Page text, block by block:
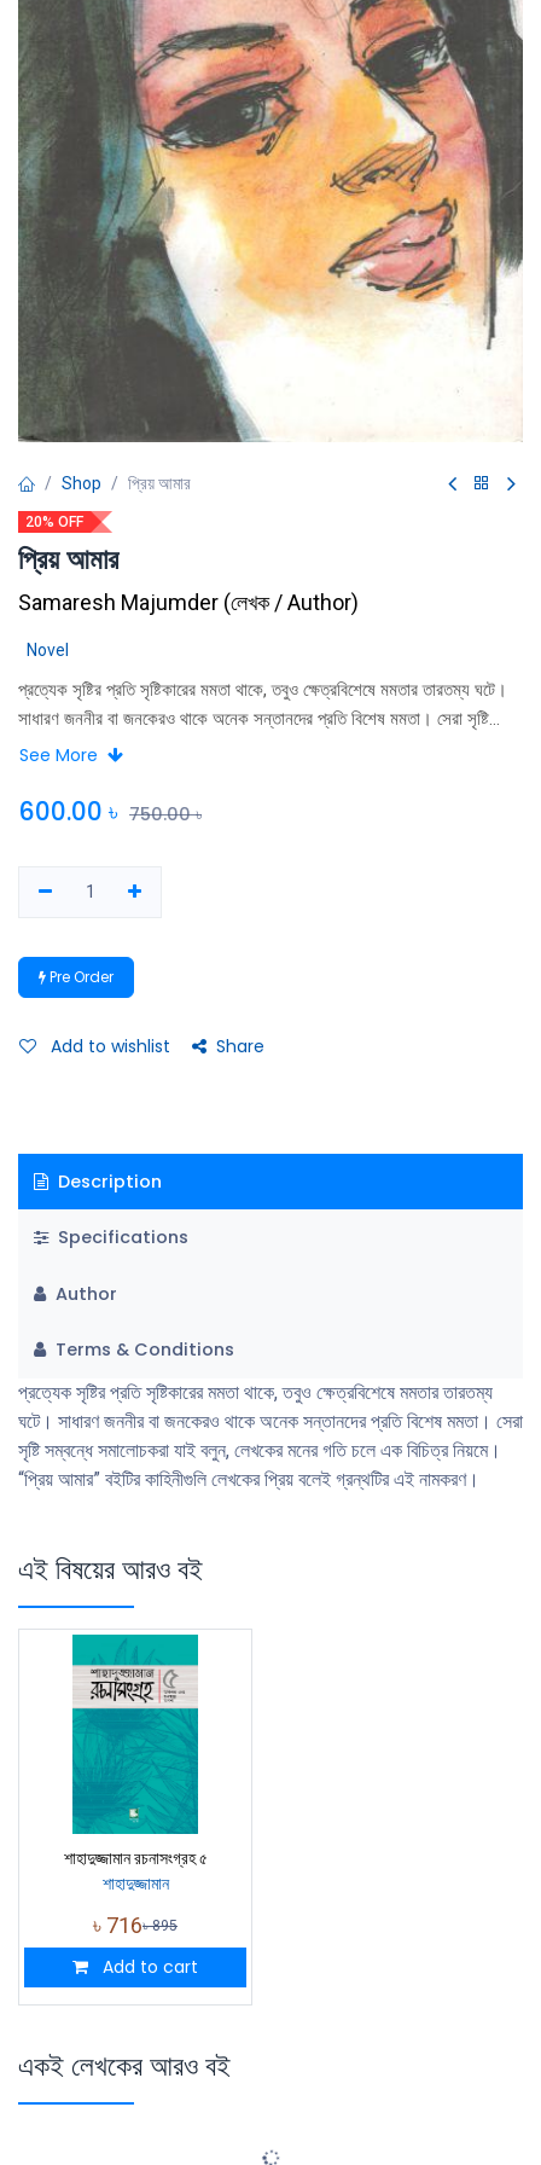
Shop প্রিয় আমার
20% OFF
প্রিয় আমার
Samaresh Majumder (লেখক / Author)
Novel
প্রত্যেক সৃষ্টির প্রতি সৃষ্টিকারের মমতা থাকে, তবুও ক্ষেত্রবিশেষে মমতার তারতম্য ঘটে।
সাধারণ জননীর বা জনকেরও থাকে অনেক সন্তানদের প্রতি বিশেষ মমতা। সেরা সৃষ্টি
সম্বন্ধে সমালোচকরা যাই বলুন, লেখকের মনের গতি চলে এক বিচিত্র নিয়মে। “প্রিয়
See More
600.00 ৳ 750.00৳
Pre Order
Add to wishlist Share
Description
Specifications
Author
Terms & Conditions
প্রত্যেক সৃষ্টির প্রতি সৃষ্টিকারের মমতা থাকে, তবুও ক্ষেত্রবিশেষে মমতার তারতম্য
ঘটে। সাধারণ জননীর বা জনকেরও থাকে অনেক সন্তানদের প্রতি বিশেষ মমতা। সেরা
সৃষ্টি সম্বন্ধে সমালোচকরা যাই বলুন, লেখকের মনের গতি চলে এক বিচিত্র নিয়মে।
“প্রিয় আমার” বইটির কাহিনীগুলি লেখকের প্রিয় বলেই গ্রন্থটির এই নামকরণ।
এই বিষয়ের আরও বই
শাহাদুজ্জামান রচনাসংগ্রহ ৫
শাহাদুজ্জামান
৳ 716৳895
Add to cart
একই লেখকের আরও বই